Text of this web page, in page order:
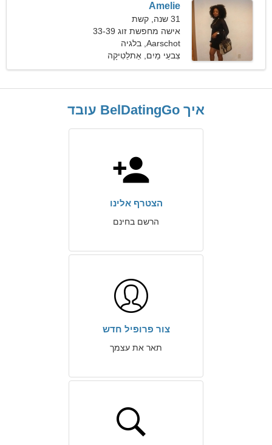
Amelie
31 שנה, קשת
אישה מחפשת זוג 33-39
Aarschot, בלגיה
צִבעֵי מַיִם, אַתלֵטִיקָה
איך BelDatingGo עובד
הצטרף אלינו
הרשם בחינם
צור פרופיל חדש
תאר את עצמך